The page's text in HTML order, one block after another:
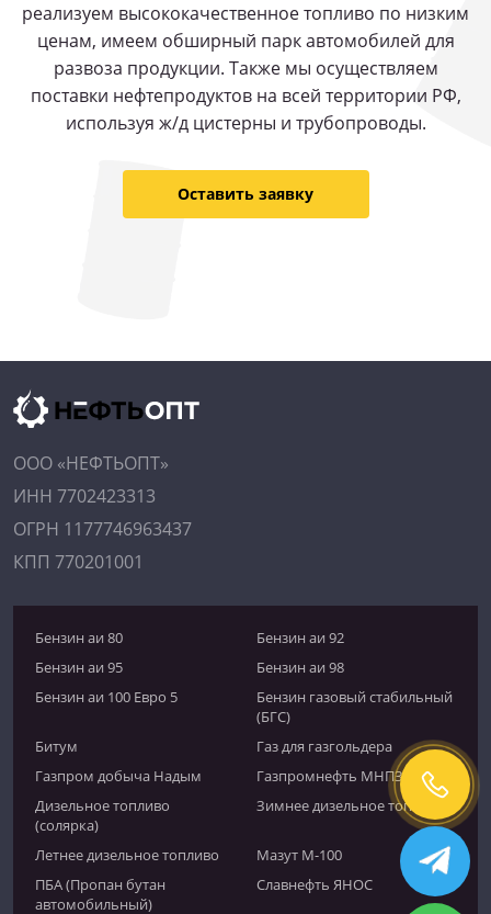
реализуем высококачественное топливо по низким
ценам, имеем обширный парк автомобилей для
развоза продукции. Также мы осуществляем
поставки нефтепродуктов на всей территории РФ,
используя ж/д цистерны и трубопроводы.
Оставить заявку
ООО «НЕФТЬОПТ»
ИНН 7702423313
ОГРН 1177746963437
КПП 770201001
Бензин аи 80
Бензин аи 92
Бензин аи 95
Бензин аи 98
Бензин аи 100 Евро 5
Бензин газовый стабильный
(БГС)
Битум
Газ для газгольдера
Газпром добыча Надым
Газпромнефть МНПЗ
Дизельное топливо
(солярка)
Зимнее дизельное топливо
Летнее дизельное топливо
Мазут М-100
ПБА (Пропан бутан
автомобильный)
Славнефть ЯНОС